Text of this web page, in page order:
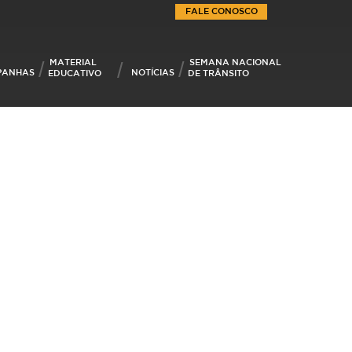
MATERIAL
EDUCATIVO
NOTÍCIAS
SEMANA NACIONAL
DE TRÂNSITO
FALE CONOSCO